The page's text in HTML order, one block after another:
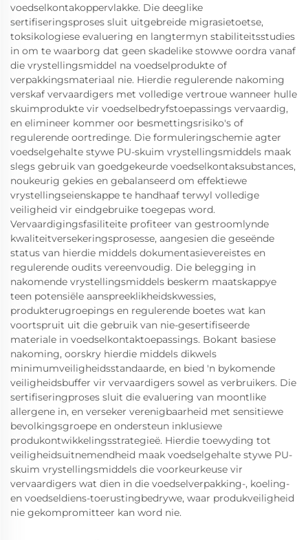
voedselkontakoppervlakke. Die deeglike
sertifiseringsproses sluit uitgebreide migrasietoetse,
toksikologiese evaluering en langtermyn stabiliteitsstudies
in om te waarborg dat geen skadelike stowwe oordra vanaf
die vrystellingsmiddel na voedselprodukte of
verpakkingsmateriaal nie. Hierdie regulerende nakoming
verskaf vervaardigers met volledige vertroue wanneer hulle
skuimprodukte vir voedselbedryfstoepassings vervaardig,
en elimineer kommer oor besmettingsrisiko's of
regulerende oortredinge. Die formuleringschemie agter
voedselgehalte stywe PU-skuim vrystellingsmiddels maak
slegs gebruik van goedgekeurde voedselkontaksubstances,
noukeurig gekies en gebalanseerd om effektiewe
vrystellingseienskappe te handhaaf terwyl volledige
veiligheid vir eindgebruike toegepas word.
Vervaardigingsfasiliteite profiteer van gestroomlynde
kwaliteitversekeringsprosesse, aangesien die geseënde
status van hierdie middels dokumentasievereistes en
regulerende oudits vereenvoudig. Die belegging in
nakomende vrystellingsmiddels beskerm maatskappye
teen potensiële aanspreeklikheidskwessies,
produkterugroepings en regulerende boetes wat kan
voortspruit uit die gebruik van nie-gesertifiseerde
materiale in voedselkontaktoepassings. Bokant basiese
nakoming, oorskry hierdie middels dikwels
minimumveiligheidsstandaarde, en bied 'n bykomende
veiligheidsbuffer vir vervaardigers sowel as verbruikers. Die
sertifiseringproses sluit die evaluering van moontlike
allergene in, en verseker verenigbaarheid met sensitiewe
bevolkingsgroepe en ondersteun inklusiewe
produkontwikkelingsstrategieë. Hierdie toewyding tot
veiligheidsuitnemendheid maak voedselgehalte stywe PU-
skuim vrystellingsmiddels die voorkeurkeuse vir
vervaardigers wat dien in die voedselverpakking-, koeling-
en voedseldiens-toerustingbedrywe, waar produkveiligheid
nie gekompromitteer kan word nie.